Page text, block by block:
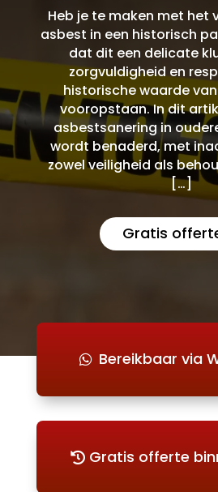
Heb je te maken met het
asbest in een historisch
dat dit een delicate
zorgvuldigheid en
historische waarde
vooropstaan. In dit
asbestsanering in
wordt benaderd, met
zowel veiligheid als
[…]
Gratis
Bereikbaar via
Gratis offerte